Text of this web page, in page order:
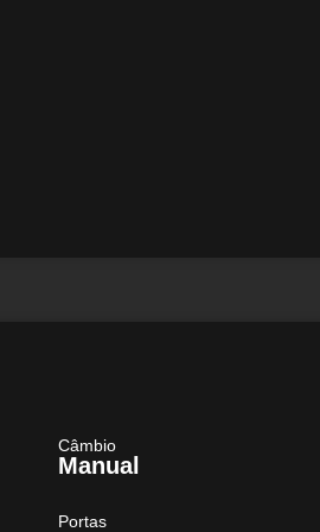
Câmbio
Manual
Portas